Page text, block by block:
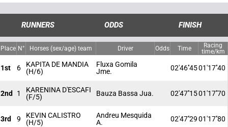
RUNNERS ODDS FINISH
Place N° Horses (sex/age) team Driver Odds Time
Racing
time/km
1st 6
KAPITA DE MANDIA
(H/6)
Fluxa Gomila
Jme.
02'46''4501'17''40
2nd 1
KARENINA D'ESCAFI
(F/5)
Bauza Bassa Jua. 02'47''1501'17''70
3rd 9
KEVIN CALISTRO
(H/5)
Andreu Mesquida
A.
02'47''2901'17''80